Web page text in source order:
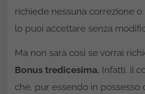
richiede nessuna correzione o
lo puoi accettare senza
Ma non sarà così se vorrai
Bonus tredicesima. Infatti, il
che, pur essendo in possesso